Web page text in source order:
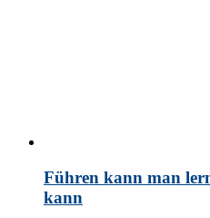
Führen kann man
kann